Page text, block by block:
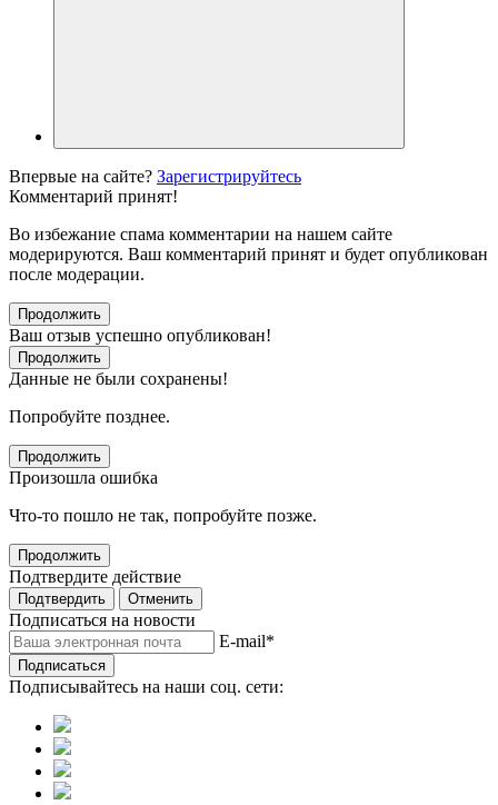
Впервые на сайте? Зарегистрируйтесь
Комментарий принят!
Во избежание спама комментарии на нашем сайте
модерируются. Ваш комментарий принят и будет опубликован
после модерации.
Продолжить
Ваш отзыв успешно опубликован!
Продолжить
Данные не были сохранены!
Попробуйте позднее.
Продолжить
Произошла ошибка
Что-то пошло не так, попробуйте позже.
Продолжить
Подтвердите действие
Подтвердить Отменить
Подписаться на новости
E-mail*
Подписаться
Подписывайтесь на наши соц. сети: